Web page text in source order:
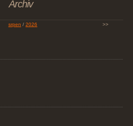
Archiv
srpen / 2026 >>